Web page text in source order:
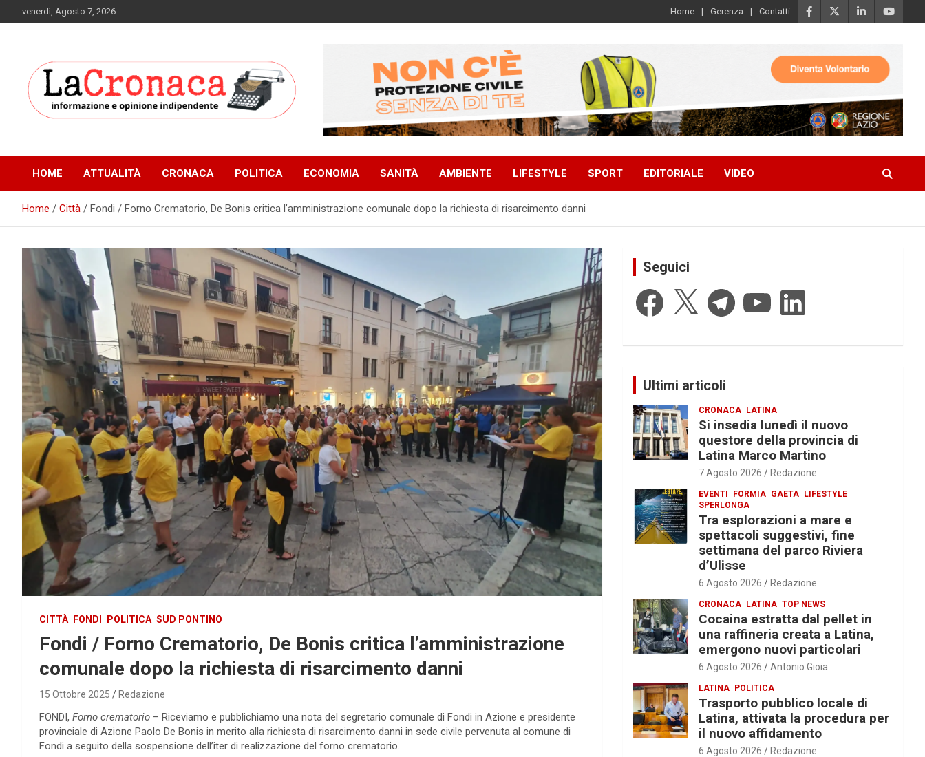
to
venerdì, Agosto 7, 2026 Home Gerenza Contatti
HOME ATTUALITÀ CRONACA POLITICA ECONOMIA SANITÀ AMBIENTE LIFESTYLE SPORT EDITORIALE VIDEO
Home Città Fondi / Forno Crematorio, De Bonis critica l’amministrazione comunale dopo la richiesta di risarcimento danni
CITTÀ FONDI POLITICA SUD PONTINO
Fondi / Forno Crematorio, De Bonis critica l’amministrazione
comunale dopo la richiesta di risarcimento danni
15 Ottobre 2025 Redazione
FONDI, Forno crematorio – Riceviamo e pubblichiamo una nota del segretario comunale di Fondi in Azione e presidente
provinciale di Azione Paolo De Bonis in merito alla richiesta di risarcimento danni in sede civile pervenuta al comune di
Fondi a seguito della sospensione dell’iter di realizzazione del forno crematorio.
Seguici
Facebook
X TelegramYouTube LinkedIn
Ultimi articoli
CRONACA LATINA
Si insedia lunedì il nuovo
questore della provincia di
Latina Marco Martino
7 Agosto 2026 Redazione
EVENTI FORMIA GAETA LIFESTYLE
SPERLONGA
Tra esplorazioni a mare e
spettacoli suggestivi, fine
settimana del parco Riviera
d’Ulisse
6 Agosto 2026 Redazione
CRONACA LATINA TOP NEWS
Cocaina estratta dal pellet in
una raffineria creata a Latina,
emergono nuovi particolari
6 Agosto 2026 Antonio Gioia
LATINA POLITICA
Trasporto pubblico locale di
Latina, attivata la procedura per
il nuovo affidamento
6 Agosto 2026 Redazione